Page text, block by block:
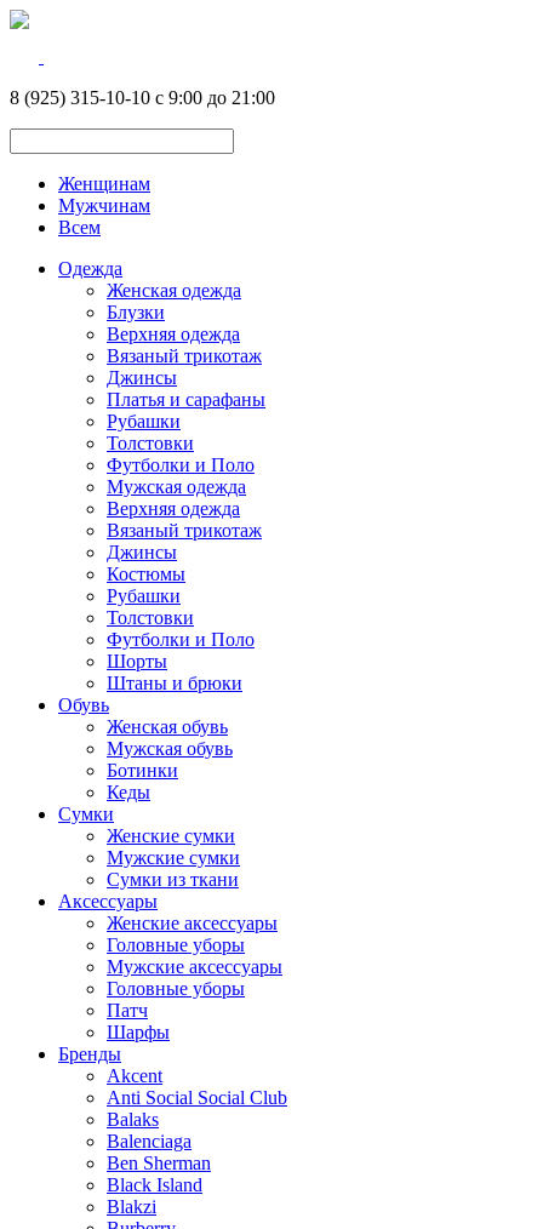
8 (925) 315-10-10 с 9:00 до 21:00
Женщинам
Мужчинам
Всем
Одежда
Женская одежда
Блузки
Верхняя одежда
Вязаный трикотаж
Джинсы
Платья и сарафаны
Рубашки
Толстовки
Футболки и Поло
Мужская одежда
Верхняя одежда
Вязаный трикотаж
Джинсы
Костюмы
Рубашки
Толстовки
Футболки и Поло
Шорты
Штаны и брюки
Обувь
Женская обувь
Мужская обувь
Ботинки
Кеды
Сумки
Женские сумки
Мужские сумки
Сумки из ткани
Аксессуары
Женские аксессуары
Головные уборы
Мужские аксессуары
Головные уборы
Патч
Шарфы
Бренды
Akcent
Anti Social Social Club
Balaks
Balenciaga
Ben Sherman
Black Island
Blakzi